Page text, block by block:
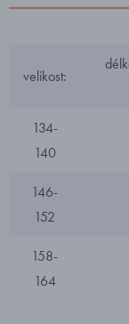
velikost:
134-
140
146-
152
158-
164